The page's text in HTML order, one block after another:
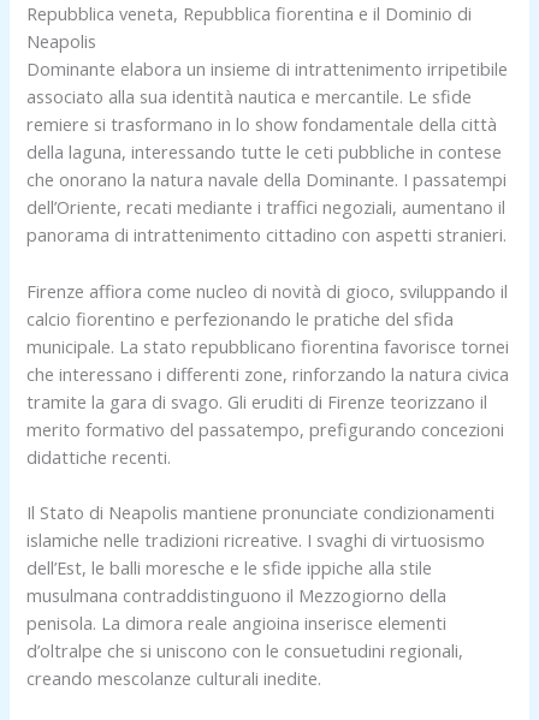
Repubblica veneta, Repubblica fiorentina e il Dominio di
Neapolis
Dominante elabora un insieme di intrattenimento irripetibile
associato alla sua identità nautica e mercantile. Le sfide
remiere si trasformano in lo show fondamentale della città
della laguna, interessando tutte le ceti pubbliche in contese
che onorano la natura navale della Dominante. I passatempi
dell’Oriente, recati mediante i traffici negoziali, aumentano il
panorama di intrattenimento cittadino con aspetti stranieri.
Firenze affiora come nucleo di novità di gioco, sviluppando il
calcio fiorentino e perfezionando le pratiche del sfida
municipale. La stato repubblicano fiorentina favorisce tornei
che interessano i differenti zone, rinforzando la natura civica
tramite la gara di svago. Gli eruditi di Firenze teorizzano il
merito formativo del passatempo, prefigurando concezioni
didattiche recenti.
Il Stato di Neapolis mantiene pronunciate condizionamenti
islamiche nelle tradizioni ricreative. I svaghi di virtuosismo
dell’Est, le balli moresche e le sfide ippiche alla stile
musulmana contraddistinguono il Mezzogiorno della
penisola. La dimora reale angioina inserisce elementi
d’oltralpe che si uniscono con le consuetudini regionali,
creando mescolanze culturali inedite.